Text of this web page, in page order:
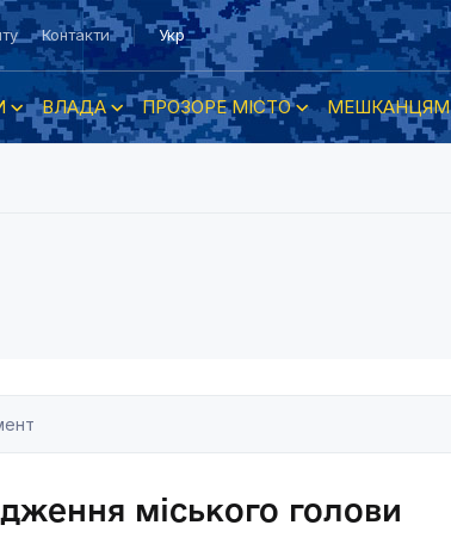
Контакти Укр
ВЛАДА ПРОЗОРЕ МІСТО МЕШКАНЦЯМ
міського голови